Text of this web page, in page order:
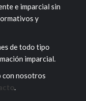
e imparcial sin
y
de todo tipo
imparcial.
con nosotros
.